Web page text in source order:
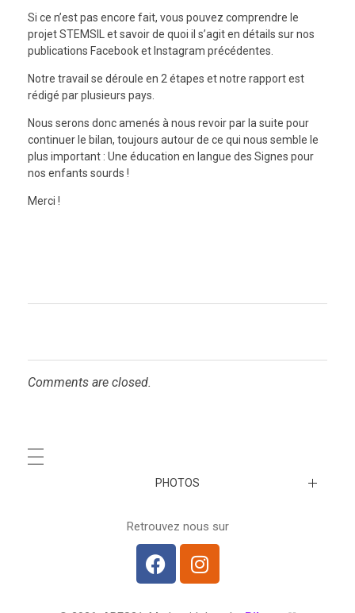
Si ce n’est pas encore fait, vous pouvez comprendre le
projet STEMSIL et savoir de quoi il s’agit en détails sur nos
publications Facebook et Instagram précédentes.
Notre travail se déroule en 2 étapes et notre rapport est
rédigé par plusieurs pays.
Nous serons donc amenés à nous revoir par la suite pour
continuer le bilan, toujours autour de ce qui nous semble le
plus important : Une éducation en langue des Signes pour
nos enfants sourds !
Merci !
Comments are closed.
PHOTOS
Retrouvez nous sur